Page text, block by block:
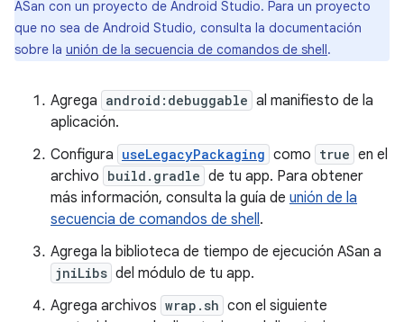
ASan con un proyecto de Android Studio. Para un proyecto
que no sea de Android Studio, consulta la documentación
sobre la unión de la secuencia de comandos de shell.
Agrega android:debuggable al manifiesto de la
aplicación.
Configura useLegacyPackaging como true en el
archivo build.gradle de tu app. Para obtener
más información, consulta la guía de unión de la
secuencia de comandos de shell.
Agrega la biblioteca de tiempo de ejecución ASan a
jniLibs del módulo de tu app.
Agrega archivos wrap.sh con el siguiente